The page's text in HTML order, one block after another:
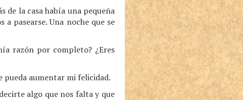
de la casa había una pequeña
pasearse. Una noche que se
razón por completo? ¿Eres
aumentar mi felicidad.
algo que nos falta y que